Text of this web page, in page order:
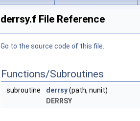
derrsy.f File Reference
Go to the source code of this file.
Functions/Subroutines
subroutine derrsy(path, nunit)
DERRSY